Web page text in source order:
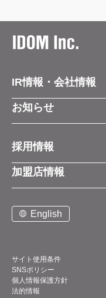
IR情報・会社情報
IR情報トップ
会社情報
お知らせ
経営方針
事業展開
中期経営計画
デジタルトランス
お知らせ
プレスリリース
コーポレートブログ
お問い合わせ
採用情報
採用情報トップ
新卒営業職
中途営業職
新卒・中途アフタ
アルバイト
加盟店情報
ご契約までの流れと
仕組みメリット
加盟店紹介
English
サイト使用条件
SNSポリシー
個人情報保護方針
法的情報